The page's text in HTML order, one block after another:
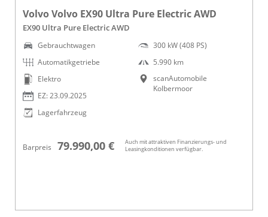
Volvo Volvo EX90 Ultra Pure Electric AWD
EX90 Ultra Pure Electric AWD
Gebrauchtwagen
Automatikgetriebe
Elektro
EZ: 23.09.2025
Lagerfahrzeug
300 kW (408 PS)
5.990 km
scanAutomobile
Kolbermoor
Barpreis 79.990,00 €
Auch mit attraktiven Finanzierungs- und
Leasingkonditionen verfügbar.